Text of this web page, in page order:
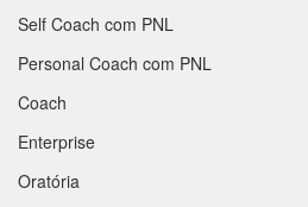
Self Coach com PNL
Personal Coach com PNL
Coach
Enterprise
Oratória